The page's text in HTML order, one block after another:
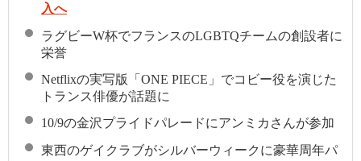
入へ
ラグビーW杯でフランスのLGBTQチームの創設者に
栄誉
Netflixの実写版「ONE PIECE」でコビー役を演じた
トランス俳優が話題に
10/9の金沢プライドパレードにアンミカさんが参加
東西のゲイクラブがシルバーウィークに豪華周年パ